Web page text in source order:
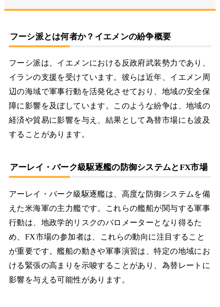
フーシ派とは何者か？イエメンの紛争概要
フーシ派は、イエメンにおける反政府武装勢力であり、
イランの支援を受けています。彼らは近年、イエメン周
辺の海域で軍事行動を活発化させており、地域の安全保
障に影響を及ぼしています。このような紛争は、地域の
経済や貿易に影響を与え、結果として為替市場にも波及
することがあります。
アーレイ・バーク級駆逐艦の防御システムとFX市場
アーレイ・バーク級駆逐艦は、高度な防御システムを備
えた米海軍の主力艦です。これらの艦船が関与する軍事
行動は、地政学的リスクのバロメーターとなり得るた
め、FX市場の参加者は、これらの動向に注目すること
が重要です。艦船の動きや軍事演習は、特定の地域にお
ける緊張の高まりを示唆することがあり、為替レートに
影響を与える可能性があります。